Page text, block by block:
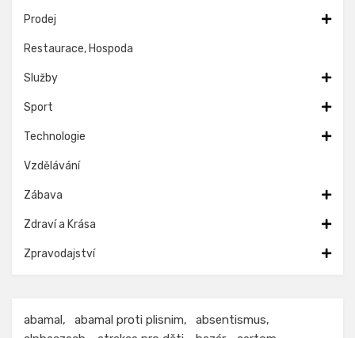
Prodej
Restaurace, Hospoda
Služby
Sport
Technologie
Vzdělávání
Zábava
Zdraví a Krása
Zpravodajství
abamal abamal proti plisnim
absentismus